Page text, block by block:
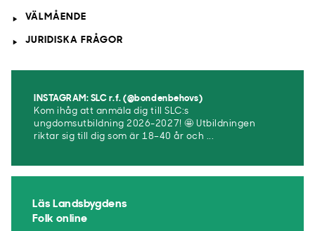
VÄLMÅENDE
JURIDISKA FRÅGOR
INSTAGRAM: SLC r.f. (@bondenbehovs)
Kom ihåg att anmäla dig till SLC:s
ungdomsutbildning 2026-2027! 🤩 Utbildningen
riktar sig till dig som är 18–40 år och ...
Läs Landsbygdens
Folk online